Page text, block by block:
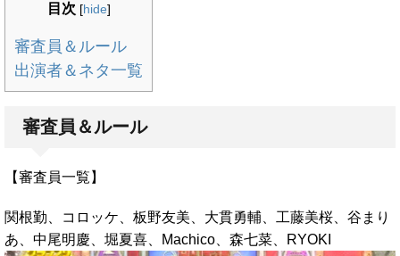
目次 [hide]
審査員＆ルール
出演者＆ネタ一覧
審査員＆ルール
【審査員一覧】
関根勤、コロッケ、板野友美、大貫勇輔、工藤美桜、谷まり
あ、中尾明慶、堀夏喜、Machico、森七菜、RYOKI